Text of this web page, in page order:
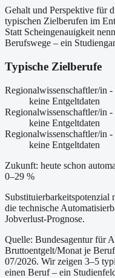
Gehalt und Perspektive für
typischen Zielberufen im
Statt Scheingenauigkeit
Berufswege – ein
Typische Zielberufe
Regionalwissenschaftler/in
keine Entgeltdaten
Regionalwissenschaftler/in
keine Entgeltdaten
Regionalwissenschaftler/in
keine Entgeltdaten
Zukunft: heute schon
0–29 %
die technische
Jobverlust-Prognose.
Quelle: Bundesagentur für
Bruttoentgelt/Monat je Beruf
07/2026. Wir zeigen 3–5
einen Beruf – ein